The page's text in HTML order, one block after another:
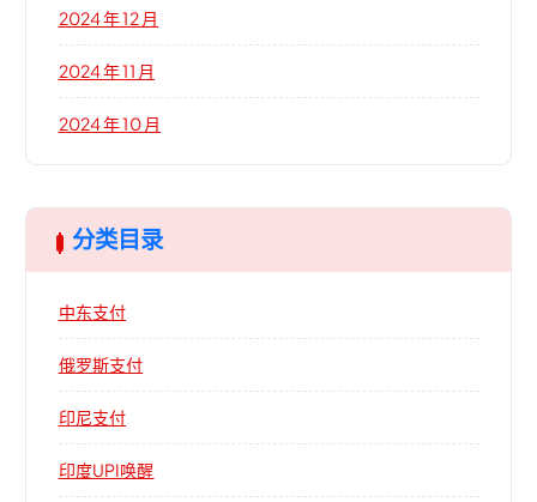
2024 年 12 月
2024 年 11 月
2024 年 10 月
分类目录
中东支付
俄罗斯支付
印尼支付
印度UPI唤醒